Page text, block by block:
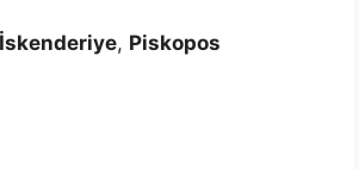
İskenderiye, Piskopos